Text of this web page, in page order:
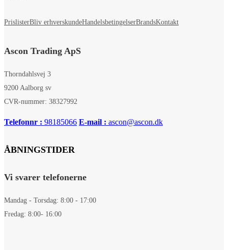
PrislisterBliv erhverskundeHandelsbetingelserBrandsKontakt
Ascon Trading ApS
Thorndahlsvej 3
9200 Aalborg sv
CVR-nummer: 38327992
Telefonnr : 98185066 E-mail : ascon@ascon.dk
ÅBNINGSTIDER
Vi svarer telefonerne
Mandag - Torsdag: 8:00 - 17:00
Fredag: 8:00- 16:00